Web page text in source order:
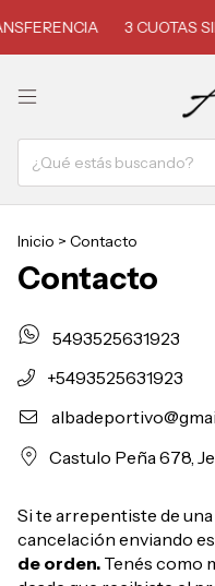
3 CUOTAS
Inicio > Contacto
Contacto
5493525631923
+5493525631923
Castulo Peña 678,
Si te arrepentiste de
cancelación enviando
de orden. Tenés como